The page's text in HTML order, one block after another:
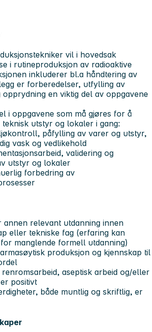
vil i hovedsak
i rutineproduksjon av radioaktive
inkluderer bl.a håndtering av
er forberedelser, utfylling av
opprydning en viktig del av oppgavene
i oppgavene som må gjøres for å
utstyr og lokaler i gang:
påfylling av varer og utstyr,
vask og vedlikehold
validering og
utstyr og lokaler
forbedring av
annen relevant utdanning innen
eller tekniske fag (erfaring kan
manglende formell utdanning)
produksjon og kjennskap til
renromsarbeid, aseptisk arbeid og/eller
positivt
både muntlig og skriftlig, er